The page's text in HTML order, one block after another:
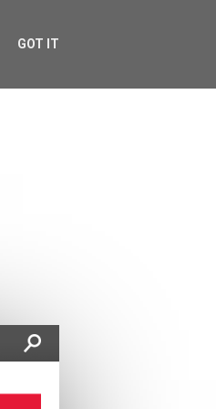
GOT IT